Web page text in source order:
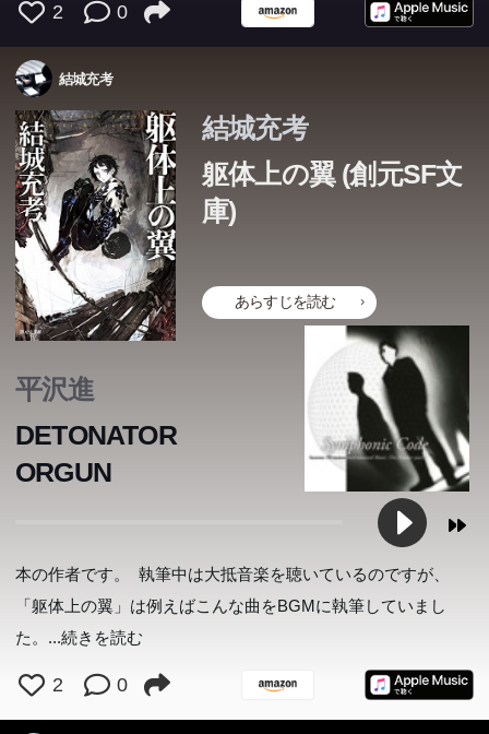
この本のあらすじは準備中です。Amazonで読むこともでき
テナから、十四人の男女の凍死体が発見された!睡眠薬を
飲んだ上での集団自殺と判明するが、それは始まりに過ぎ
なかった―。機捜所属の女性刑事クロハは、想像を絶する
悪意が巣喰う、事件の深部へと迫っていく。斬新な着想と
女。保護されて間もなく亡くなった彼女は、ほぼすべての
歯を折られていた―。警務課所属のクロハは、県内で続発
する未成年者変死事件との関連を探り始める。被害者たち
の体や衣服に残された子供の指紋が意味するものは?犯人
違法薬物の売人たちが次々と殺され、騒然とする街・渋
谷。トラブルメーカーの友人翡翠からある情報を託された
ことで、いくつもの集団から追われる身となった17歳の
いく。追っ手は何者か？ 情報の正体は？ 全てが見えたと
違法薬物の売人たちが次々と殺され、騒然とする街・渋
谷。トラブルメーカーの友人翡翠からある情報を託された
ことで、いくつもの集団から追われる身となった17歳の
いく。追っ手は何者か？ 情報の正体は？ 全てが見えたと
降誕祭が近付く街で、イルマは不審なサイボーグの死体を
発見する。捜査の過程で浮かび上がった“ドラゴン”の名を
持つ男。その部屋を捜索するイルマは、街で暴走するサイ
ボーグが出現した知らせを受け、現場へ急行する。一方、
降誕祭の準備で街へ買い物に出かけていたシマにも、ミク
ーグの、本当の狙いとは―。「どうしても守りたいものが
2 0
結城充考
結城充考
躯体上の翼 (創元SF文
庫)
あらすじを読む
終末世界を舞台に描く、邂逅と救いの物語 鮮烈な印象を
残す、渾身の本格ＳＦ！ 航空上の脅威となる、強大な“人
狗（ヒトイヌ）”の襲撃から〈共和国〉の緑化政策船団を
護る生体兵器として生まれた少女・員（エン）。百年に一
度、たった半年の任務のために存在している員は、ある日
に呼びかけられる。「会えて嬉しい。僕は常に一人だか
ら」――ぎこちない会話を交わすうちに、員は彼に直接会
平沢進
DETONATOR
ORGUN
本の作者です。 執筆中は大抵音楽を聴いているのですが、
「躯体上の翼」は例えばこんな曲をBGMに執筆していまし
た。 ...続きを読む
2 0
この本のあらすじは準備中です。Amazonで読むこともでき
死』と題されたその不鮮明な映像には、四人の男女が残酷
な方法で殺される様子が映し出されていた。悪戯?それと
も本物なのか?期限付きの捜査を命じられたクロハは、映
像の中の音に、奇妙なずれがあるのに気付く...。圧倒的な
れとも...。自動車警邏隊の女性警官クロハは、ネット上に
手がかりを残して消えた一人の男の存在に気づく(表題
作)。夜の幹線道路で起きた凄惨な衝突事故。運転手はと
もに死亡していた。現場の痕跡からクロハが見抜く衝撃的
この本のあらすじは準備中です。Amazonで読むこともでき
この本のあらすじは準備中です。Amazonで読むこともでき
終末世界を舞台に描く、邂逅と救いの物語 鮮烈な印象を
残す、渾身の本格ＳＦ！ 航空上の脅威となる、強大な“人
狗（ヒトイヌ）”の襲撃から〈共和国〉の緑化政策船団を
護る生体兵器として生まれた少女・員（エン）。百年に一
度、たった半年の任務のために存在している員は、ある日
に呼びかけられる。「会えて嬉しい。僕は常に一人だか
ら」――ぎこちない会話を交わすうちに、員は彼に直接会
テナから、十四人の男女の凍死体が発見された!睡眠薬を
飲んだ上での集団自殺と判明するが、それは始まりに過ぎ
なかった―。機捜所属の女性刑事クロハは、想像を絶する
悪意が巣喰う、事件の深部へと迫っていく。斬新な着想と